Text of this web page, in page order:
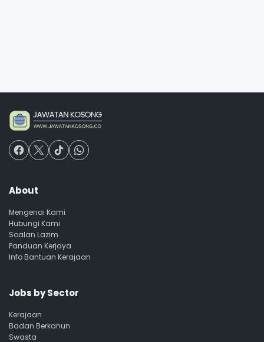
About
Mengenai Kami
Hubungi Kami
Soalan Lazim
Panduan Kerjaya
Info Bantuan Kerajaan
Jobs by Sector
Kerajaan
Badan Berkanun
Swasta